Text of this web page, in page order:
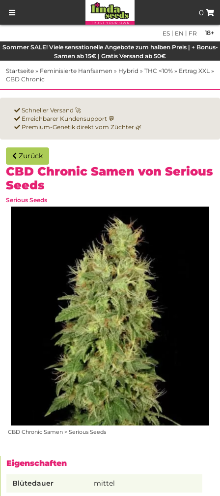
0
18+
ES | EN | FR
Sommer SALE! Viele sensationelle Angebote zum halben Preis | + Bonus-
Samen ab 15€ | Gratis Versand ab 50€
Startseite » Feminisierte Hanfsamen » Hybrid » THC <10% » Ertrag XXL »
CBD Chronic
Schneller Versand 🚀
Erreichbarer Kundensupport 💬
Premium-Genetik direkt vom Züchter 🌿
Zurück
CBD Chronic Samen von Serious
Seeds
Serious Seeds
CBD Chronic Samen > Serious Seeds
Eigenschaften
Blütedauer mittel